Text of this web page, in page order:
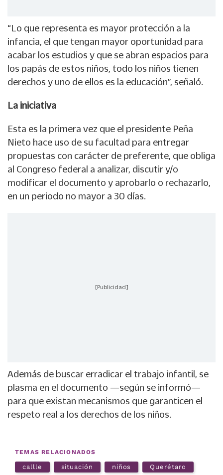
“Lo que representa es mayor protección a la
infancia, el que tengan mayor oportunidad para
acabar los estudios y que se abran espacios para
los papás de estos niños, todo los niños tienen
derechos y uno de ellos es la educación”, señaló.
La iniciativa
Esta es la primera vez que el presidente Peña
Nieto hace uso de su facultad para entregar
propuestas con carácter de preferente, que obliga
al Congreso federal a analizar, discutir y/o
modificar el documento y aprobarlo o rechazarlo,
en un periodo no mayor a 30 días.
[Publicidad]
Además de buscar erradicar el trabajo infantil, se
plasma en el documento —según se informó—
para que existan mecanismos que garanticen el
respeto real a los derechos de los niños.
TEMAS RELACIONADOS
callle situación niños Querétaro